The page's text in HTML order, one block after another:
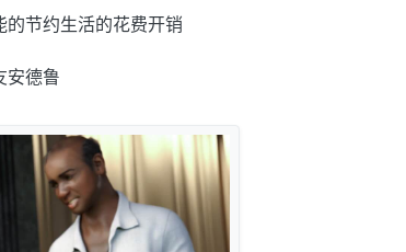
节约生活的花费开销
安德鲁